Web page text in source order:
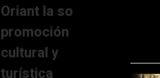
Oriant la so
promoción
cultural y
turística